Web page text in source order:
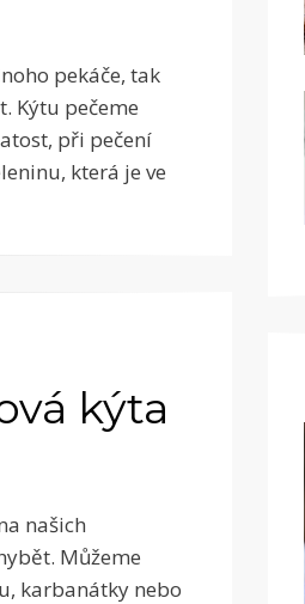
pekáče, tak
Kýtu pečeme
při pečení
která je ve
kýta
našich
Můžeme
karbanátky nebo